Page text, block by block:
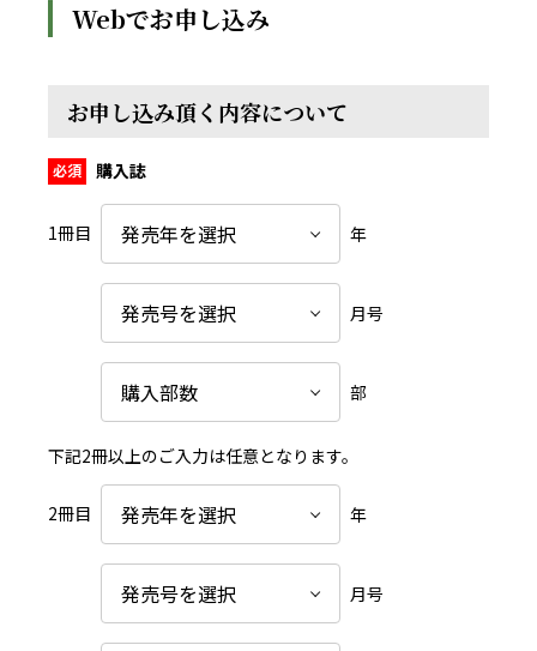
Webでお申し込み
お申し込み頂く内容について
購入誌
1冊目 年
月号
部
下記2冊以上のご入力は任意となります。
2冊目 年
月号